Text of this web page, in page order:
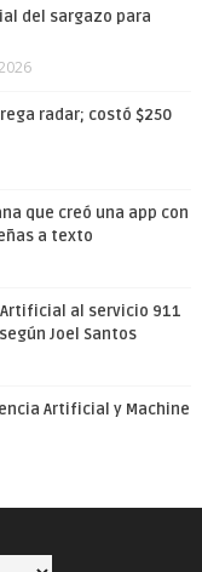
del sargazo para
radar; costó $250
que creó una app con
a texto
al servicio 911
Joel Santos
Artificial y Machine